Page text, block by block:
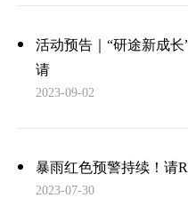
活动预告｜“研途新成
请
2023-09-02
暴雨红色预警持续！请
2023-07-30